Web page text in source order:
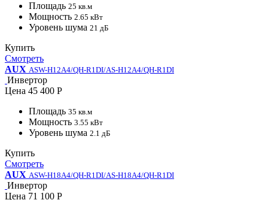
Площадь 25 кв.м
Мощность 2.65 кВт
Уровень шума 21 дБ
Купить
Смотреть
AUX ASW-H12A4/QH-R1DI/AS-H12A4/QH-R1DI
Инвертор
Цена 45 400 Р
Площадь 35 кв.м
Мощность 3.55 кВт
Уровень шума 2.1 дБ
Купить
Смотреть
AUX ASW-H18A4/QH-R1DI/AS-H18A4/QH-R1DI
Инвертор
Цена 71 100 Р